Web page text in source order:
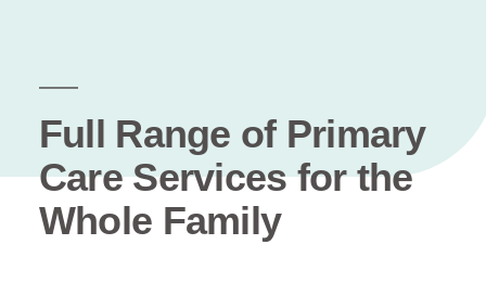
Full Range of Primary
Care Services for the
Whole Family